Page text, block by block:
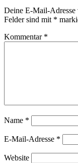
Deine E-Mail-
Felder sind mit *
Kommentar *
Name *
E-Mail-Adresse *
Website